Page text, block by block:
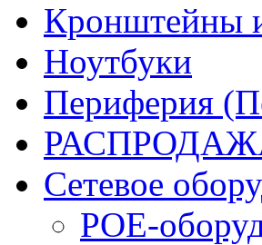
Кронштейны
Ноутбуки
Периферия
Сетевое
POE-